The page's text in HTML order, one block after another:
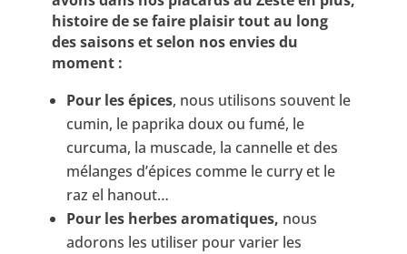
histoire de se faire plaisir tout au long
des saisons et selon nos envies du
moment :
Pour les épices, nous utilisons souvent le
cumin, le paprika doux ou fumé, le
curcuma, la muscade, la cannelle et des
mélanges d’épices comme le curry et le
raz el hanout…
Pour les herbes aromatiques, nous
adorons les utiliser pour varier les